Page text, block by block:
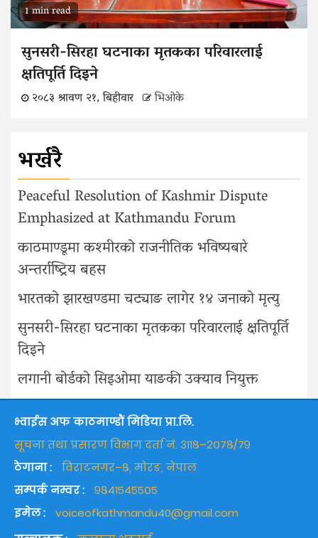
1 min read
सुनसरी-सिरहा घटनाका मृतकका परिवारलाई
क्षतिपूर्ति दिइने
२०८३ श्रावण २१, बिहीवार भिओके
भर्खरै
Peaceful Resolution of Kashmir Dispute
Emphasized at Kathmandu Forum
काठमाण्डूमा कश्मीरको राजनीतिक भविष्यबारे
अन्तर्राष्ट्रिय बहस
भारतको झारखण्डमा चट्याङ लागेर १४ जनाको मृत्यु
सुनसरी-सिरहा घटनाका मृतकका परिवारलाई क्षतिपूर्ति
दिइने
लगानी बोर्डको सिइओमा याङकी उक्याव नियुक्त
भ्वाईस अफ काठमाण्डौं मिडिया प्रा.लि.
सूचना तथा प्रसारण विभाग दर्ता नं. ३११८–२०७८/७९
ठेगाना :
विराटनगर–८, मोरङ, नेपाल
सम्पर्क नम्वर :
९८४१५४५५०५
इमेल :
voiceofkathmandu40@gmail.com